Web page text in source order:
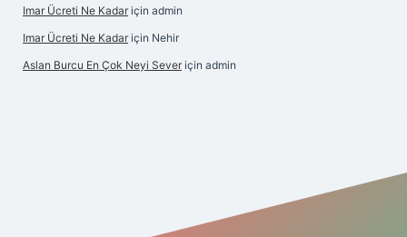
Imar Ücreti Ne Kadar için admin
Imar Ücreti Ne Kadar için Nehir
Aslan Burcu En Çok Neyi Sever için admin